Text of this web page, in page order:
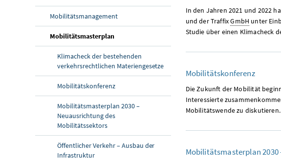
Mobilitätsmanagement
Mobilitätsmasterplan(aktuelle Seite)
Klimacheck der bestehenden
verkehrsrechtlichen Materiengesetze
Mobilitätskonferenz
Mobilitätsmasterplan 2030 –
Neuausrichtung des
Mobilitätssektors
Öffentlicher Verkehr – Ausbau der
Infrastruktur
In den Jahren 2021 und 2022
und der TraffixGmbH unter
Studie über einen Klimacheck
Mobilitätskonferenz
Die Zukunft der Mobilität
Interessierte
Mobilitätswende zu diskutieren.
Mobilitätsmasterplan